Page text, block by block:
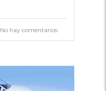
No hay comentarios